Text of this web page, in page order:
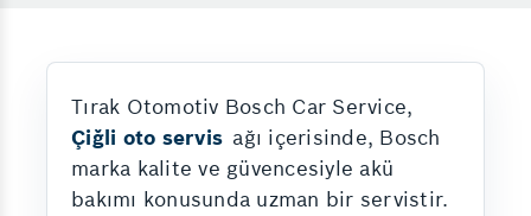
Tırak Otomotiv Bosch Car Service,
Çiğli oto servis ağı içerisinde, Bosch
marka kalite ve güvencesiyle akü
bakımı konusunda uzman bir servistir.